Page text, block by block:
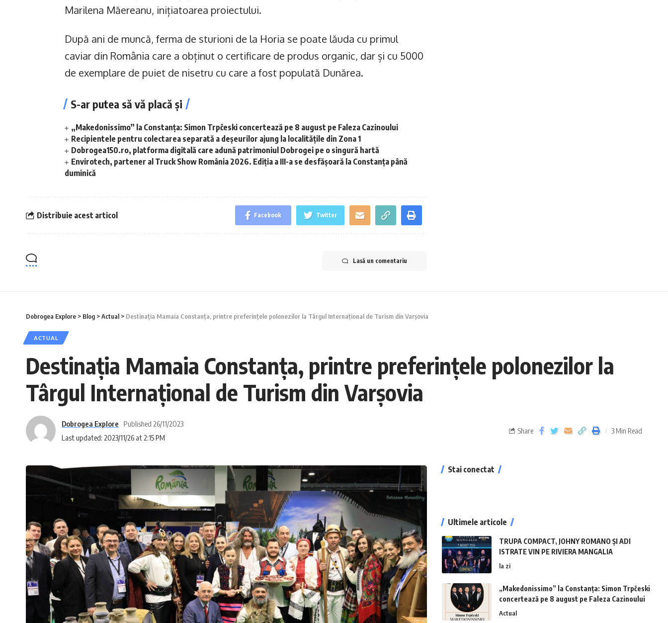
Marilena Măereanu, inițiatoarea proiectului.
După ani de muncă, ferma de sturioni de la Horia se poate lăuda cu primul
caviar din România care a obținut o certificare de produs organic, dar și cu 5000
de exemplare de puiet de nisetru cu care a fost populată Dunărea.
S-ar putea să vă placă și
„Makedonissimo” la Constanța: Simon Trpčeski concertează pe 8 august pe Faleza Cazinoului
Recipientele pentru colectarea separată a deșeurilor ajung la localitățile din Zona 1
Dobrogea150.ro, platforma digitală care adună patrimoniul Dobrogei pe o singură hartă
Envirotech, partener al Truck Show România 2026. Ediția a III-a se desfășoară la Constanța până
duminică
Distribuie acest articol Facebook Twitter
Lasă un comentariu
Dobrogea Explore > Blog >Actual > Destinația Mamaia Constanța, printre preferințele polonezilor la Târgul Internaţional de Turism din Varşovia
ACTUAL
Destinația Mamaia Constanța, printre preferințele polonezilor la
Târgul Internaţional de Turism din Varşovia
Last updated: 2023/11/26 at 2:15 PM
Dobrogea Explore Published 26/11/2023
Share 3 Min Read
Stai conectat
Ultimele articole
TRUPA COMPACT, JOHNY ROMANO ȘI ADI
ISTRATE VIN PE RIVIERA MANGALIA
la zi
„Makedonissimo” la Constanța: Simon Trpčeski
concertează pe 8 august pe Faleza Cazinoului
Actual